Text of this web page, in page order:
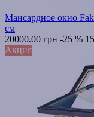
Мансардное окно
см
20000.00 грн -25 %
Акция